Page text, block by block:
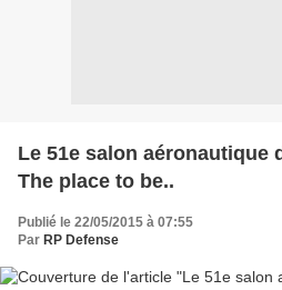
Le 51e salon aéronautique
The place to be..
Publié le 22/05/2015 à 07:55
Par RP Defense